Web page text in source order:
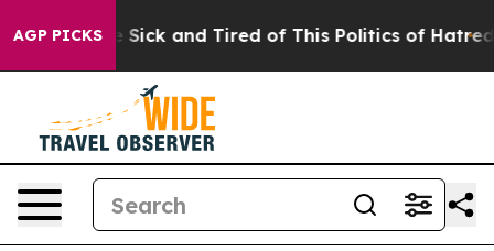
AGP PICKS
Are Sick and Tired of This Politics of Hatred” The